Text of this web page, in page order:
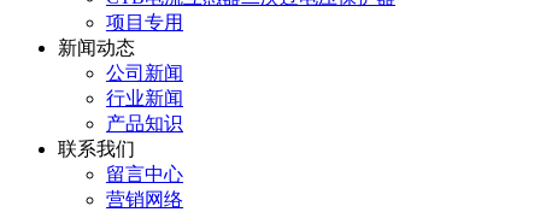
项目专用
新闻动态
公司新闻
行业新闻
产品知识
联系我们
留言中心
营销网络